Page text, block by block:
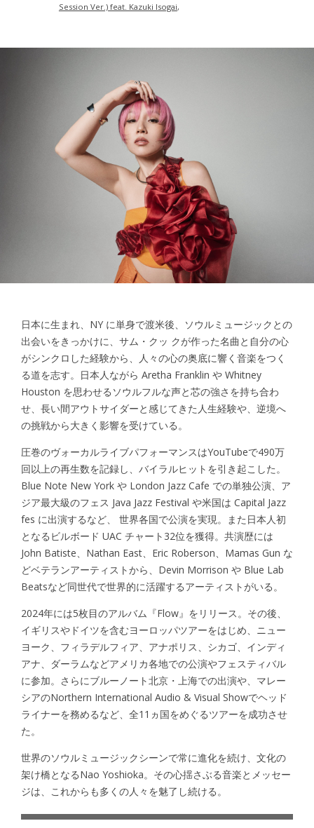
Session Ver.) feat. Kazuki Isogai,
日本に生まれ、NY に単身で渡米後、ソウルミュージックとの
出会いをきっかけに、サム・クッ クが作った名曲と自分の心
がシンクロした経験から、人々の心の奥底に響く音楽をつく
る道を志す。日本人ながら Aretha Franklin や Whitney
Houston を思わせるソウルフルな声と芯の強さを持ち合わ
せ、長い間アウトサイダーと感じてきた人生経験や、逆境へ
の挑戦から大きく影響を受けている。
圧巻のヴォーカルライブパフォーマンスはYouTubeで490万
回以上の再生数を記録し、バイラルヒットを引き起こした。
Blue Note New York や London Jazz Cafe での単独公演、ア
ジア最大級のフェス Java Jazz Festival や米国は Capital Jazz
fes に出演するなど、 世界各国で公演を実現。また日本人初
となるビルボード UAC チャート32位を獲得。共演歴には
John Batiste、Nathan East、Eric Roberson、Mamas Gun な
どベテランアーティストから、Devin Morrison や Blue Lab
Beatsなど同世代で世界的に活躍するアーティストがいる。
2024年には5枚目のアルバム『Flow』をリリース。その後、
イギリスやドイツを含むヨーロッパツアーをはじめ、ニュー
ヨーク、フィラデルフィア、アナポリス、シカゴ、インディ
アナ、ダーラムなどアメリカ各地での公演やフェスティバル
に参加。さらにブルーノート北京・上海での出演や、マレー
シアのNorthern International Audio & Visual Showでヘッド
ライナーを務めるなど、全11ヵ国をめぐるツアーを成功させ
た。
世界のソウルミュージックシーンで常に進化を続け、文化の
架け橋となるNao Yoshioka。その心揺さぶる音楽とメッセー
ジは、これからも多くの人々を魅了し続ける。